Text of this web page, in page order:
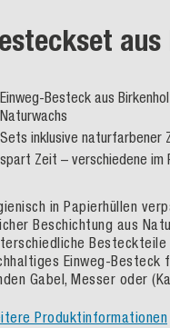
Einweg-Besteck aus
Naturwachs
Sets inklusive naturfarbener
spart Zeit – verschiedene
in Papierhüllen
Beschichtung aus
Einweg-Besteck
Gabel, Messer oder
Produktinformationen